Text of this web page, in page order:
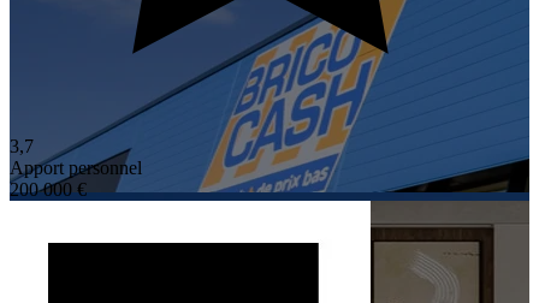
3,7
Apport personnel
200 000 €